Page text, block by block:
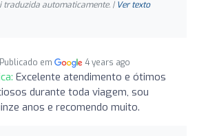
traduzida automaticamente. | Ver texto
Publicado em 4 years ago
Excelente atendimento e ótimos
durante toda viagem, sou
anos e recomendo muito.